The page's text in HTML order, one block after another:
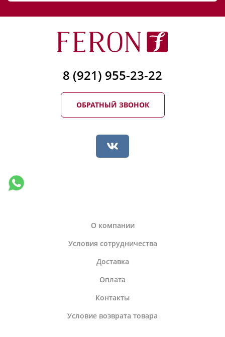
8 (921) 955-23-22
ОБРАТНЫЙ ЗВОНОК
О компании
Условия сотрудничества
Доставка
Оплата
Контакты
Условие возврата товара